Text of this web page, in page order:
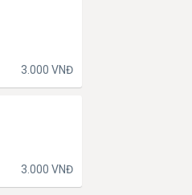
3.000 VNĐ
3.000 VNĐ